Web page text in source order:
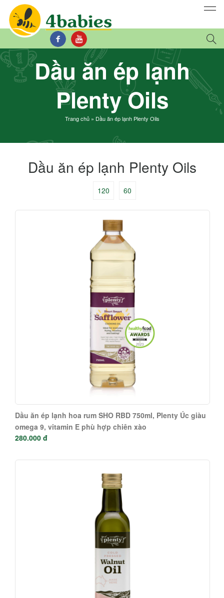
Dầu ăn ép lạnh
Plenty Oils
Trang chủ» Dầu ăn ép lạnh Plenty Oils
Dầu ăn ép lạnh Plenty Oils
120 60
Dầu ăn ép lạnh hoa rum SHO RBD 750ml, Plenty Úc giàu
omega 9, vitamin E phù hợp chiên xào
280.000 đ